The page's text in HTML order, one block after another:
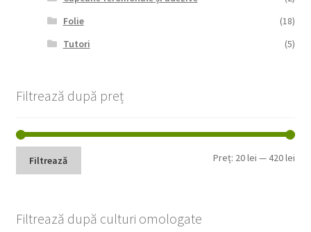
Folie
(18)
Tutori
(5)
Filtrează după preț
Filtrează Preț: 20 lei —420 lei
Filtrează după culturi omologate